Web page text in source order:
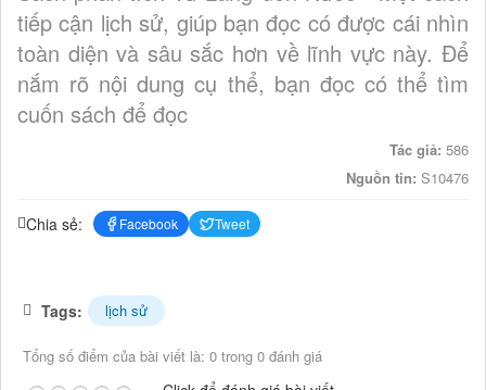
tiếp cận lịch sử, giúp bạn đọc có được cái nhìn
toàn diện và sâu sắc hơn về lĩnh vực này. Để
nắm rõ nội dung cụ thể, bạn đọc có thể tìm
cuốn sách để đọc
Tác giả: 586
Nguồn tin: S10476
Chia sẻ: Facebook Tweet
Tags: lịch sử
Tổng số điểm của bài viết là: 0 trong 0 đánh giá